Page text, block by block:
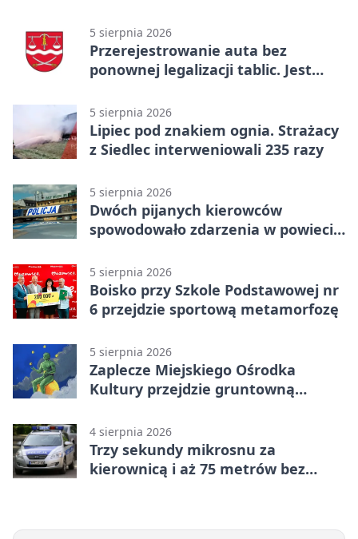
5 sierpnia 2026
Przerejestrowanie auta bez
ponownej legalizacji tablic. Jest
5 sierpnia 2026
Lipiec pod znakiem ognia. Strażacy
z Siedlec interweniowali 235 razy
5 sierpnia 2026
Dwóch pijanych kierowców
spowodowało zdarzenia w powiecie
5 sierpnia 2026
Boisko przy Szkole Podstawowej nr
6 przejdzie sportową metamorfozę
5 sierpnia 2026
Zaplecze Miejskiego Ośrodka
Kultury przejdzie gruntowną
4 sierpnia 2026
Trzy sekundy mikrosnu za
kierownicą i aż 75 metrów bez